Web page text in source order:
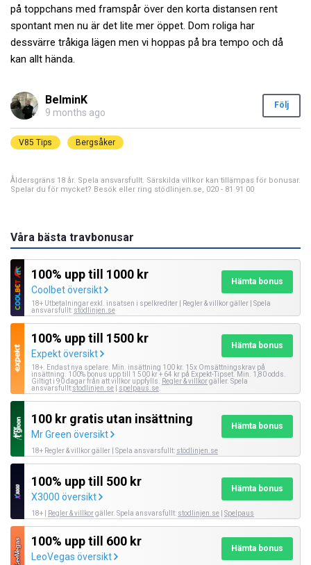
på toppchans med framspår över den korta distansen rent
spontant men nu är det lite mer öppet. Dom roliga har
dessvärre tråkiga lägen men vi hoppas på bra tempo och då
kan allt hända.
BelminK
9 months ago
Följ
V85 Tips Bergsåker
Åldersgräns 18 år. Spela ansvarsfullt. Särskilda villkor kan tillämpas för bonusar.
Spelar du för mycket? Besök eller ring stödlinjen.se, 020 - 81 91 00
Våra bästa travbonusar
100% upp till 1000 kr
Coolbet översikt
Hämta bonus
18+ Utbetalningar exkl. insatsen i spelkrediter | Regler & villkor gäller | Spela
ansvarsfullt: stödlinjen.se
100% upp till 1500 kr
Expekt översikt
Hämta bonus
18+. Endast nya spelare. Min. insättning 100 kr. 15x Omsättningskrav på
insättning. 100% bonus upp till 1 500 kr + 64 kr på Expekt-Tipset. Min. 1,80 odds.
Giltigt i 90 dagar från att villkor uppfylls.
Regler & villkorgäller. Spela
ansvarsfullt:stodlinjen.se spelpaus.se
100 kr gratis utan insättning
Mr Green översikt
Hämta bonus
18+ Regler & villkor gäller | Spela ansvarsfullt: stödlinjen.se
100% upp till 500 kr
X3000 översikt
Hämta bonus
18+ | Regler & villkorgäller. Spela ansvarsfullt: stodlinjen.se Spelpaus
100% upp till 600 kr
LeoVegas översikt
Hämta bonus